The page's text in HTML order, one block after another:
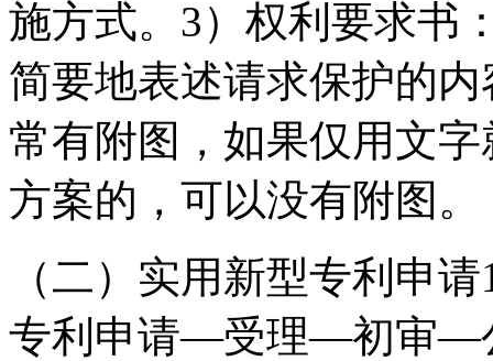
施方式。3）权利要求书
简要地表述请求保护的
常有附图，如果仅用文
方案的，可以没有附图。
（二）实用新型专利申
专利申请—受理—初审—